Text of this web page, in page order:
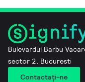
Bulevardul Barbu
sector 2, Bucuresti
Contactaţi-ne